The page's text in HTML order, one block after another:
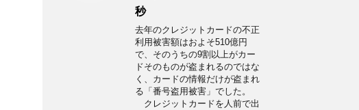
秒
去年のクレジットカードの不正
利用被害額はおよそ510億円
で、そのうちの9割以上がカー
ドそのものが盗まれるのではな
く、カードの情報だけが盗まれ
る「番号盗用被害」でした。
クレジットカードを人前で出